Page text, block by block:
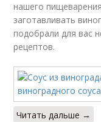
нашего
заготавливать
подобрали для вас
рецептов.
Читать дальше →